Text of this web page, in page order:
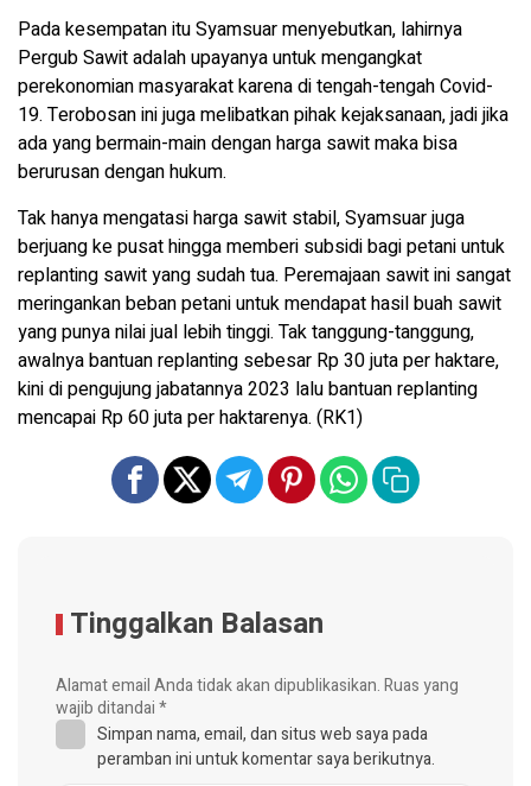
Pada kesempatan itu Syamsuar menyebutkan, lahirnya
Pergub Sawit adalah upayanya untuk mengangkat
perekonomian masyarakat karena di tengah-tengah Covid-
19. Terobosan ini juga melibatkan pihak kejaksanaan, jadi jika
ada yang bermain-main dengan harga sawit maka bisa
berurusan dengan hukum.
Tak hanya mengatasi harga sawit stabil, Syamsuar juga
berjuang ke pusat hingga memberi subsidi bagi petani untuk
replanting sawit yang sudah tua. Peremajaan sawit ini sangat
meringankan beban petani untuk mendapat hasil buah sawit
yang punya nilai jual lebih tinggi. Tak tanggung-tanggung,
awalnya bantuan replanting sebesar Rp 30 juta per haktare,
kini di pengujung jabatannya 2023 lalu bantuan replanting
mencapai Rp 60 juta per haktarenya. (RK1)
Tinggalkan Balasan
Alamat email Anda tidak akan dipublikasikan.Ruas yang
wajib ditandai*
Simpan nama, email, dan situs web saya pada
peramban ini untuk komentar saya berikutnya.